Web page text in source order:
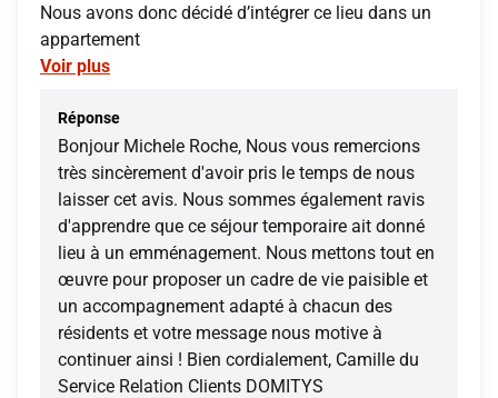
Nous avons donc décidé d’intégrer ce lieu dans un
appartement
Voir plus
Réponse
Bonjour Michele Roche, Nous vous remercions
très sincèrement d'avoir pris le temps de nous
laisser cet avis. Nous sommes également ravis
d'apprendre que ce séjour temporaire ait donné
lieu à un emménagement. Nous mettons tout en
œuvre pour proposer un cadre de vie paisible et
un accompagnement adapté à chacun des
résidents et votre message nous motive à
continuer ainsi ! Bien cordialement, Camille du
Service Relation Clients DOMITYS